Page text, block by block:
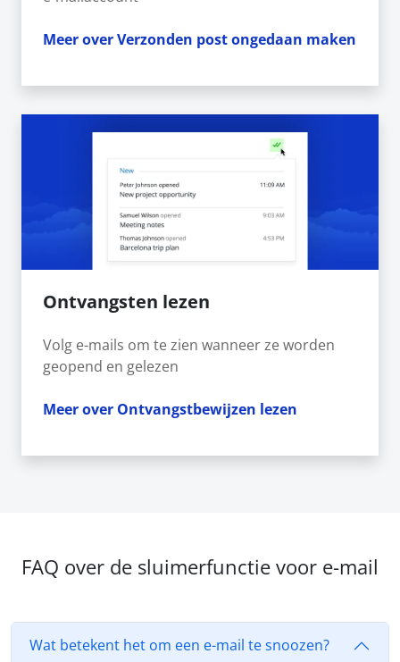
Meer over Verzonden post ongedaan maken
Ontvangsten lezen
Volg e-mails om te zien wanneer ze worden
geopend en gelezen
Meer over Ontvangstbewijzen lezen
FAQ over de sluimerfunctie voor e-mail
Wat betekent het om een e-mail te snoozen?